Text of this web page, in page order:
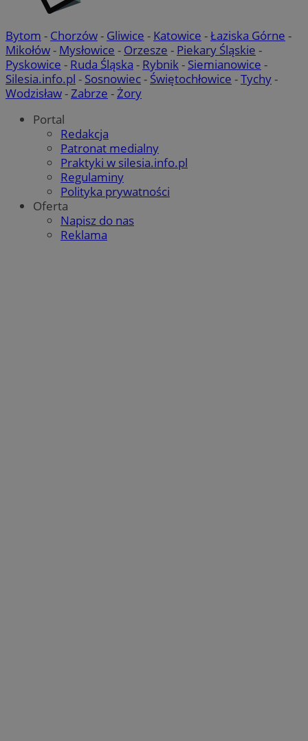
Bytom - Chorzów- Gliwice - Katowice -Łaziska Górne -
Mikołów- Mysłowice - Orzesze - Piekary Śląskie -
Pyskowice - Ruda Śląska - Rybnik- Siemianowice -
Silesia.info.pl - Sosnowiec- Świętochłowice -Tychy-
Wodzisław-Zabrze -Żory
Portal
Redakcja
Patronat medialny
Praktyki w silesia.info.pl
Regulaminy
Polityka prywatności
Oferta
Napisz do nas
Reklama